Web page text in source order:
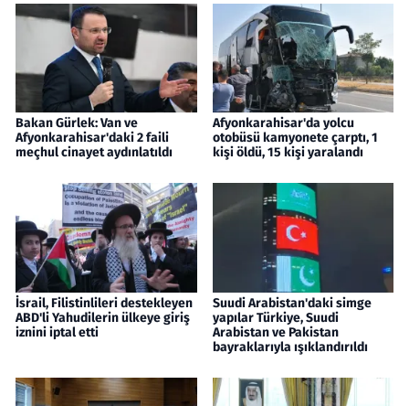
Bakan Gürlek: Van ve
Afyonkarahisar'daki 2 faili
meçhul cinayet aydınlatıldı
Afyonkarahisar'da yolcu
otobüsü kamyonete çarptı, 1
kişi öldü, 15 kişi yaralandı
İsrail, Filistinlileri destekleyen
ABD'li Yahudilerin ülkeye giriş
iznini iptal etti
Suudi Arabistan'daki simge
yapılar Türkiye, Suudi
Arabistan ve Pakistan
bayraklarıyla ışıklandırıldı